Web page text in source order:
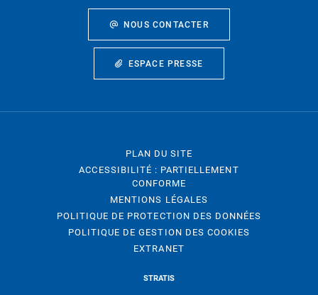
NOUS CONTACTER
ESPACE PRESSE
PLAN DU SITE
ACCESSIBILITÉ : PARTIELLEMENT
CONFORME
MENTIONS LÉGALES
POLITIQUE DE PROTECTION DES DONNÉES
POLITIQUE DE GESTION DES COOKIES
EXTRANET
STRATIS